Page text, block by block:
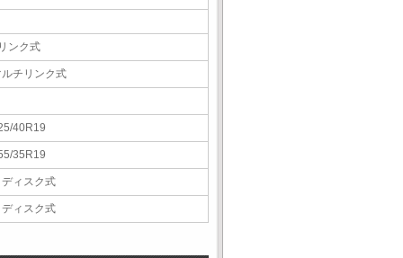
ンク式
ルチリンク式
40R19
35R19
ディスク式
ディスク式